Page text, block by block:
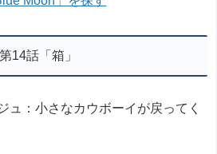
第14話「箱」
ュ：小さなカウボーイが戻ってく